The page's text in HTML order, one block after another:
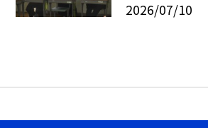
2026/07/10